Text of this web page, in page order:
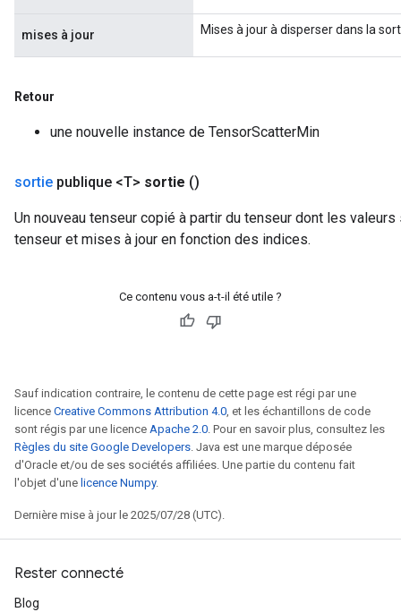
mises à jour Mises à jour à disperser dans la
Retour
une nouvelle instance de TensorScatterMin
sortie publique <T> sortie ()
Un nouveau tenseur copié à partir du tenseur dont les
tenseur et mises à jour en fonction des indices.
Ce contenu vous a-t-il été utile ?
Sauf indication contraire, le contenu de cette page est régi par une
licence Creative Commons Attribution 4.0, et les échantillons de code
sont régis par une licence Apache 2.0. Pour en savoir plus, consultez les
Règles du site Google Developers. Java est une marque déposée
d'Oracle et/ou de ses sociétés affiliées. Une partie du contenu fait
l'objet d'une licence Numpy.
Dernière mise à jour le 2025/07/28 (UTC).
Rester connecté
Blog